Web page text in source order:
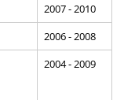
2007 - 2010
2006 - 2008
2004 - 2009